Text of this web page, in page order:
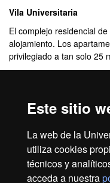
Este sitio
La web de la
utiliza cookies
técnicos y
acceda a nuestra
Vila Universitaria
El complejo residencial
alojamiento. Los
privilegiado a tan solo 25
alumnos de fuera de
Cursos semipresenciales